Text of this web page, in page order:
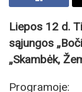
Liepos 12 d.
sąjungos
„Skambėk,
Programoje: